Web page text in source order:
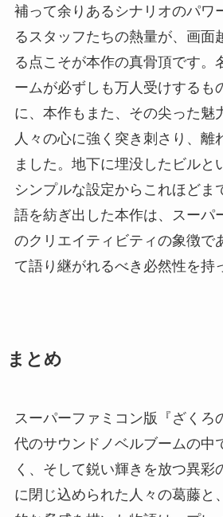
補って余りあるシナリオのパワ
るスタッフたちの熱量が、画面
る点こそが本作の真骨頂です。
ームが必ずしも万人受けするも
に、本作もまた、その尖った魅
人々の心に強く突き刺さり、離
ました。地下に埋没したビルと
シンプルな設定からこれほどま
語を紡ぎ出した本作は、スーパ
のクリエイティビティの象徴で
て語り継がれるべき必然性を持
まとめ
スーパーファミコン版『ざくろ
代のサウンドノベルブームの中
く、そして鋭い輝きを放つ異彩
に閉じ込められた人々の葛藤と